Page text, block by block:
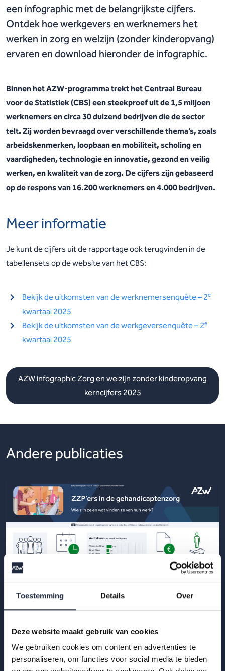
Toestemming Details Over
Deze website maakt gebruik van cookies
We gebruiken cookies om content en advertenties te
personaliseren, om functies voor social media te bieden
een infographic met de belangrijkste cijfers.
Ontdek hoe werkgevers en werknemers het
werken in zorg en welzijn (zonder kinderopvang)
ervaren en download hieronder de infographic.
Binnen het AZW-programma trekt het Centraal Bureau
voor de Statistiek (CBS) een steekproef uit de 1,5 miljoen
werknemers en circa 30 duizend bedrijven die de sector
telt. Zij worden bevraagd over verschillende thema’s, zoals
arbeidskenmerken, loopbaan en mobiliteit, scholing en
vaardigheden, technologie en innovatie, gezond en veilig
werken, en kwaliteit van de zorg. De cijfers zijn gebaseerd
op de respons van 16.200 werknemers en 4.000 bedrijven.
Meer informatie
Je kunt de cijfers uit de rapportage ook terugvinden in de
tabellensets op de website van het CBS:
Bekijk de uitkomsten van de werknemersenquête – 2e
kwartaal 2025
Bekijk de uitkomsten van de werkgeversenquête – 2e
kwartaal 2025
AZW infographic Zorg en welzijn zonder kinderopvang
kerncijfers 2025
Andere publicaties
29 okt 2025
Infographic: zzp’ers in de
gehandicaptenzorg